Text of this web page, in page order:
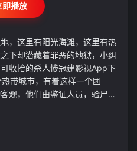
即播放
，这里有阳光海滩，这里有热
下却潜藏着罪恶的地狱，小纠
收拾的杀人惨冠建影视App下
城市，有着这样一个团
观，他们由鉴证人员，验尸
弹道学、犯罪危险因子学、法
丝剥茧，将支离破碎的线索拼